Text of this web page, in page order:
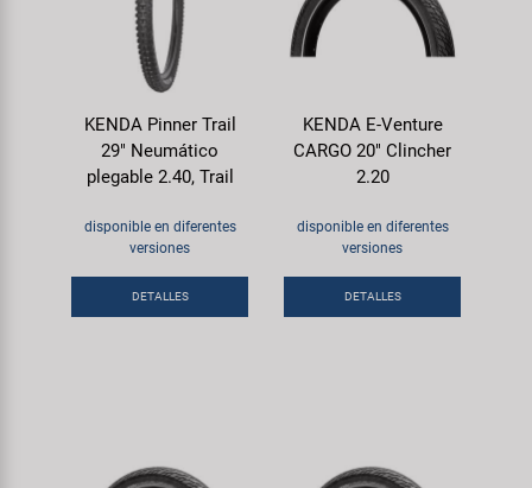
KENDA Pinner Trail
29" Neumático
plegable 2.40, Trail
disponible en diferentes
versiones
DETALLES
KENDA E-Venture
CARGO 20" Clincher
2.20
disponible en diferentes
versiones
DETALLES